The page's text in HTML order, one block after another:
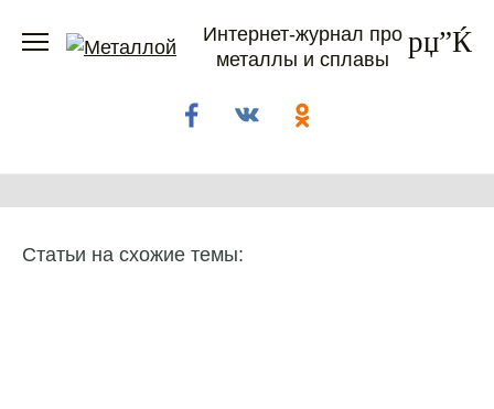
Интернет-журнал про
металлы и сплавы
Статьи на схожие темы: